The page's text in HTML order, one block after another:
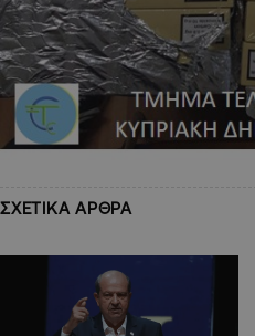
ΣΧΕΤΙΚΑ ΑΡΘΡΑ